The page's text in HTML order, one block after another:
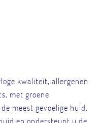
kwaliteit, allergenen
met groene
meest gevoelige huid.
en ondersteunt u de